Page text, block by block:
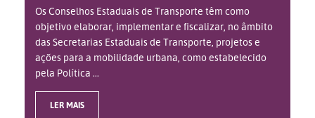
Os Conselhos Estaduais de Transporte têm como
objetivo elaborar, implementar e fiscalizar, no âmbito
das Secretarias Estaduais de Transporte, projetos e
ações para a mobilidade urbana, como estabelecido
pela Política ...
LER MAIS